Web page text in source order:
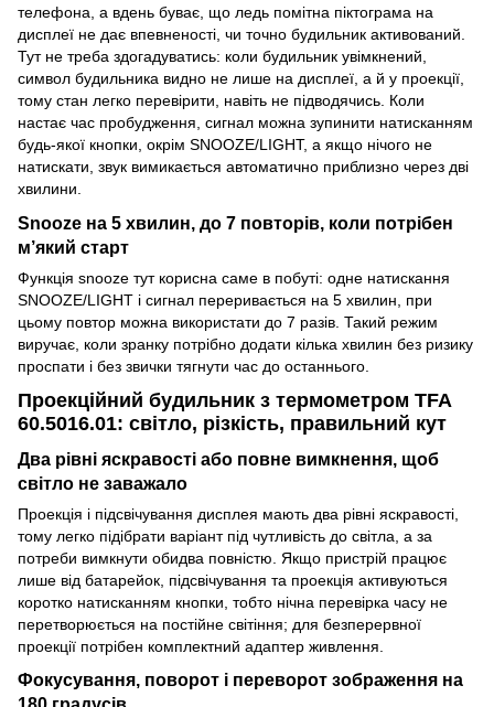
телефона, а вдень буває, що ледь помітна піктограма на
дисплеї не дає впевненості, чи точно будильник активований.
Тут не треба здогадуватись: коли будильник увімкнений,
символ будильника видно не лише на дисплеї, а й у проекції,
тому стан легко перевірити, навіть не підводячись. Коли
настає час пробудження, сигнал можна зупинити натисканням
будь-якої кнопки, окрім SNOOZE/LIGHT, а якщо нічого не
натискати, звук вимикається автоматично приблизно через дві
хвилини.
Snooze на 5 хвилин, до 7 повторів, коли потрібен
м’який старт
Функція snooze тут корисна саме в побуті: одне натискання
SNOOZE/LIGHT і сигнал переривається на 5 хвилин, при
цьому повтор можна використати до 7 разів. Такий режим
виручає, коли зранку потрібно додати кілька хвилин без ризику
проспати і без звички тягнути час до останнього.
Проекційний будильник з термометром TFA
60.5016.01: світло, різкість, правильний кут
Два рівні яскравості або повне вимкнення, щоб
світло не заважало
Проекція і підсвічування дисплея мають два рівні яскравості,
тому легко підібрати варіант під чутливість до світла, а за
потреби вимкнути обидва повністю. Якщо пристрій працює
лише від батарейок, підсвічування та проекція активуються
коротко натисканням кнопки, тобто нічна перевірка часу не
перетворюється на постійне світіння; для безперервної
проекції потрібен комплектний адаптер живлення.
Фокусування, поворот і переворот зображення на